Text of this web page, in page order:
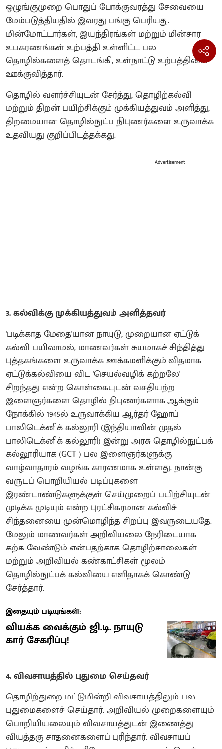
ஒழுங்குமுறை பொதுப் போக்குவரத்து சேவையை
மேம்படுத்தியதில் இவரது பங்கு பெரியது.
மின்மோட்டார்கள், இயந்திரங்கள் மற்றும் மின்சார
உபகரணங்கள் உற்பத்தி உள்ளிட்ட பல
தொழில்களைத் தொடங்கி, உள்நாட்டு உற்பத்தியை
ஊக்குவித்தார்.
தொழில் வளர்ச்சியுடன் சேர்த்து, தொழிற்கல்வி
மற்றும் திறன் பயிற்சிக்கும் முக்கியத்துவம் அளித்து,
திறமையான தொழில்நுட்ப நிபுணர்களை உருவாக்க
உதவியது குறிப்பிடத்தக்கது.
Advertisement
3. கல்விக்கு முக்கியத்துவம் அளித்தவர்
'படிக்காத மேதை'யான நாயுடு, முறையான ஏட்டுக்
கல்வி பயிலாமல், மாணவர்கள் சுயமாகச் சிந்தித்து
புத்தகங்களை உருவாக்க ஊக்கமளிக்கும் விதமாக
ஏட்டுக்கல்வியை விட 'செயல்வழிக் கற்றலே'
சிறந்தது என்ற கொள்கையுடன் வசதியற்ற
இளைஞர்களை தொழில் நிபுணர்களாக ஆக்கும்
நோக்கில் 1945ல் உருவாக்கிய ஆர்தர் ஹோப்
பாலிடெக்னிக் கல்லூரி (இந்தியாவின் முதல்
பாலிடெக்னிக் கல்லூரி) இன்று அரசு தொழில்நுட்பக்
கல்லூரியாக (GCT ) பல இளைஞர்களுக்கு
வாழ்வாதாரம் வழங்க காரணமாக உள்ளது. நான்கு
வருடப் பொறியியல் படிப்புகளை
இரண்டாண்டுகளுக்குள் செய்முறைப் பயிற்சியுடன்
முடிக்க முடியும் என்ற புரட்சிகரமான கல்விச்
சிந்தனையை முன்மொழிந்த சிறப்பு இவருடையதே.
மேலும் மாணவர்கள் அறிவியலை நேரிடையாக
கற்க வேண்டும் என்பதற்காக தொழிற்சாலைகள்
மற்றும் அறிவியல் கண்காட்சிகள் மூலம்
தொழில்நுட்பக் கல்வியை எளிதாகக் கொண்டு
சேர்த்தார்.
இதையும் படியுங்கள்:
வியக்க வைக்கும் ஜி.டி. நாயுடு
கார் சேகரிப்பு!
4. விவசாயத்தில் புதுமை செய்தவர்
தொழிற்துறை மட்டுமின்றி விவசாயத்திலும் பல
புதுமைகளைச் செய்தார். அறிவியல் முறைகளையும்
பொறியியலையும் விவசாயத்துடன் இணைத்து
வியத்தகு சாதனைகளைப் புரிந்தார். விவசாயப்